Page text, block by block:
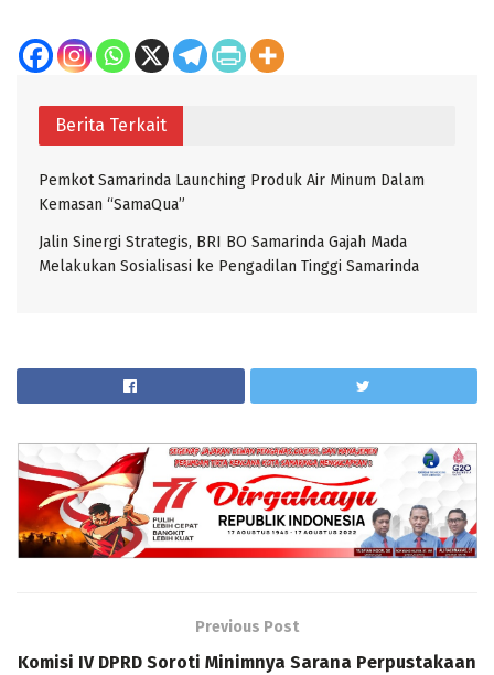
Berita Terkait
Pemkot Samarinda Launching Produk Air Minum Dalam
Kemasan “SamaQua”
Jalin Sinergi Strategis, BRI BO Samarinda Gajah Mada
Melakukan Sosialisasi ke Pengadilan Tinggi Samarinda
Previous Post
Komisi IV DPRD Soroti Minimnya Sarana Perpustakaan